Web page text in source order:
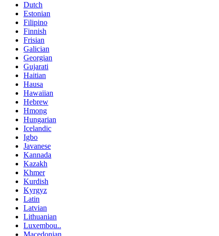
Dutch
Estonian
Filipino
Finnish
Frisian
Galician
Georgian
Gujarati
Haitian
Hausa
Hawaiian
Hebrew
Hmong
Hungarian
Icelandic
Igbo
Javanese
Kannada
Kazakh
Khmer
Kurdish
Kyrgyz
Latin
Latvian
Lithuanian
Luxembou..
Macedonian